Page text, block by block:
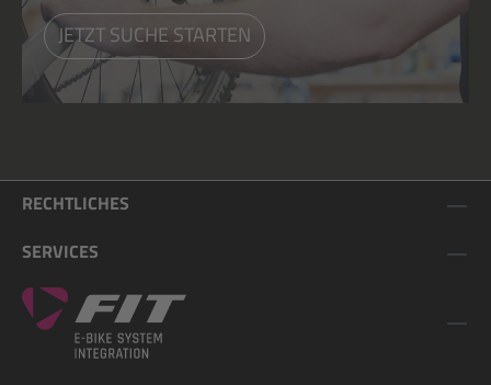
JETZT SUCHE STARTEN
RECHTLICHES
SERVICES